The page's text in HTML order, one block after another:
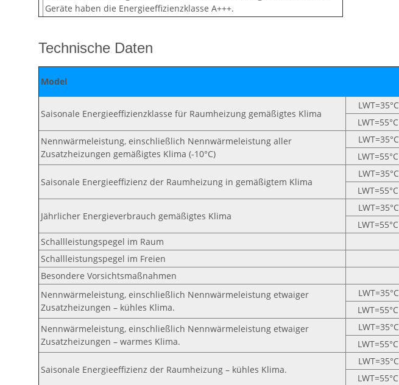
Geräte haben die Energieeffizienzklasse A+++.
Technische Daten
Model
Saisonale Energieeffizienzklasse für Raumheizung gemäßigtes Klima
LWT=35°C
LWT=55°C
Nennwärmeleistung, einschließlich Nennwärmeleistung aller
Zusatzheizungen gemäßigtes Klima (-10°C)
LWT=35°C
LWT=55°C
Saisonale Energieeffizienz der Raumheizung in gemäßigtem Klima
LWT=35°C
LWT=55°C
Jährlicher Energieverbrauch gemäßigtes Klima
LWT=35°C
LWT=55°C
Schallleistungspegel im Raum
Schallleistungspegel im Freien
Besondere Vorsichtsmaßnahmen
Nennwärmeleistung, einschließlich Nennwärmeleistung etwaiger
Zusatzheizungen – kühles Klima.
LWT=35°C
LWT=55°C
Nennwärmeleistung, einschließlich Nennwärmeleistung etwaiger
Zusatzheizungen – warmes Klima.
LWT=35°C
LWT=55°C
Saisonale Energieeffizienz der Raumheizung – kühles Klima.
LWT=35°C
LWT=55°C